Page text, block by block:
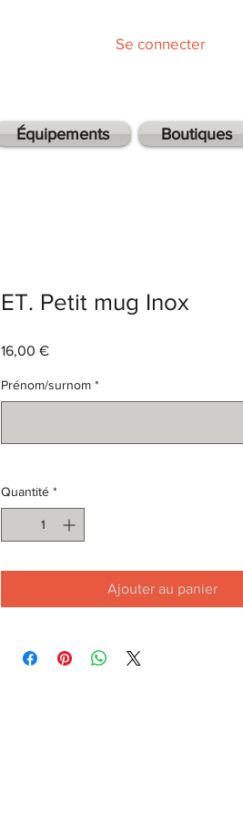
Se connecter
Équipements Boutiques
ET. Petit mug Inox
16,00 €Prix
Prénom/surnom *
Quantité *
Ajouter au panier